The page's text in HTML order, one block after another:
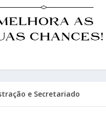
e Secretariado